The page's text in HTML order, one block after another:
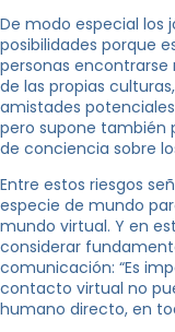
De modo especial los
posibilidades porque
personas
de las propias
amistades
pero supone
de conciencia sobre
Entre estos riesgos
especie de mundo
mundo virtual. Y en
considerar
comunicación: “Es
contacto virtual no
humano directo, en